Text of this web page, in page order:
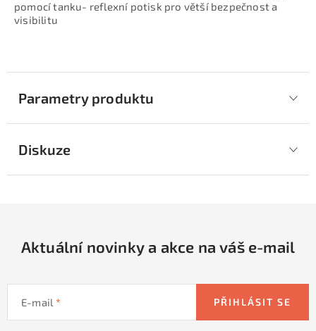
pomocí tanku- reflexní potisk pro větší bezpečnost a
visibilitu
Parametry produktu
Diskuze
Aktuální novinky a akce na váš e-mail
E-mail PŘIHLÁSIT SE